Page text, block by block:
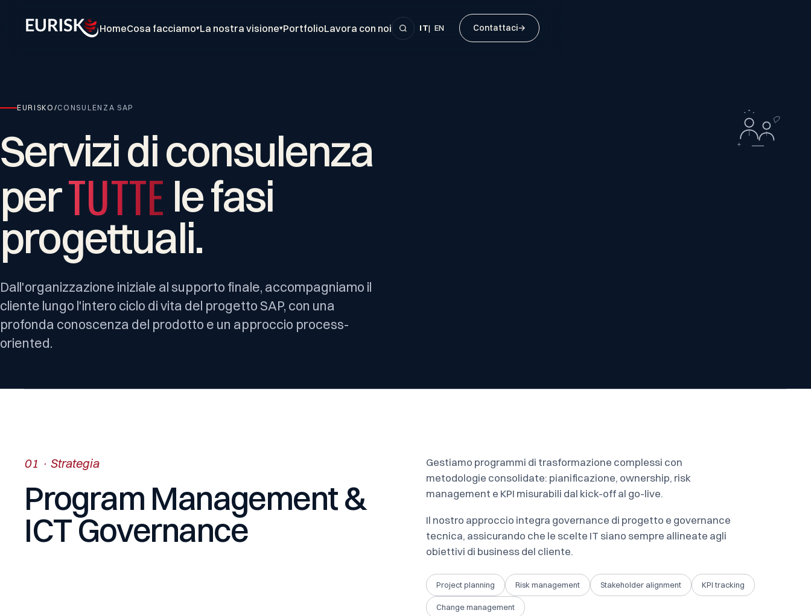
HomeCosa facciamo▾La nostra visione▾PortfolioLavora con noi IT| EN Contattaci→
EURISKO /CONSULENZA SAP
Servizidiconsulenza
perTUTTE lefasi
progettuali.
Dall'organizzazione iniziale al supporto finale, accompagniamo il
cliente lungo l'intero ciclo di vita del progetto SAP, con una
profonda conoscenza del prodotto e un approccio process-
oriented.
01 · Strategia
Program Management &
ICTGovernance
Gestiamo programmi di trasformazione complessi con
metodologie consolidate: pianificazione, ownership, risk
management e KPI misurabili dal kick-off al go-live.
Il nostro approccio integra governance di progetto e governance
tecnica, assicurando che le scelte IT siano sempre allineate agli
obiettivi di business del cliente.
Project planning Risk management Stakeholder alignment KPI tracking
Change management